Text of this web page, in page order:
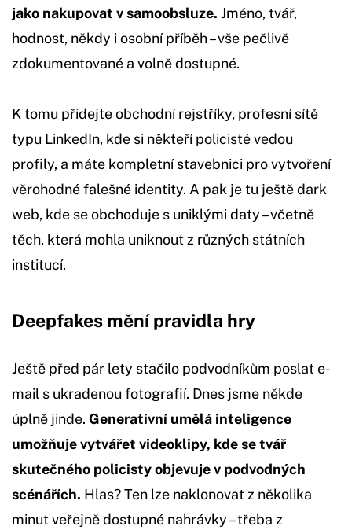
jako nakupovat v samoobsluze. Jméno, tvář,
hodnost, někdy i osobní příběh – vše pečlivě
zdokumentované a volně dostupné.
K tomu přidejte obchodní rejstříky, profesní sítě
typu LinkedIn, kde si někteří policisté vedou
profily, a máte kompletní stavebnici pro vytvoření
věrohodné falešné identity. A pak je tu ještě dark
web, kde se obchoduje s uniklými daty – včetně
těch, která mohla uniknout z různých státních
institucí.
Deepfakes mění pravidla hry
Ještě před pár lety stačilo podvodníkům poslat e-
mail s ukradenou fotografií. Dnes jsme někde
úplně jinde. Generativní umělá inteligence
umožňuje vytvářet videoklipy, kde se tvář
skutečného policisty objevuje v podvodných
scénářích. Hlas? Ten lze naklonovat z několika
minut veřejně dostupné nahrávky – třeba z